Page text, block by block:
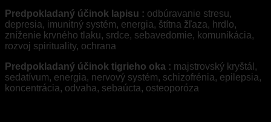
Predpokladaný účinok lapisu : odbúravanie stresu,
depresia, imunitný systém, energia, štítna žľaza, hrdlo,
zníženie krvného tlaku, srdce, sebavedomie, komunikácia,
rozvoj spirituality, ochrana
Predpokladaný účinok tigrieho oka : majstrovský kryštál,
sedatívum, energia, nervový systém, schizofrénia, epilepsia,
koncentrácia, odvaha, sebaúcta, osteoporóza